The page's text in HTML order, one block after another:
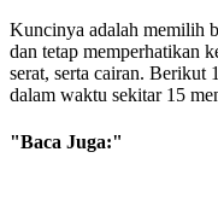
Kuncinya adalah memilih
dan tetap memperhatikan
serat, serta cairan. Berikut
dalam waktu sekitar 15
"Baca Juga:"